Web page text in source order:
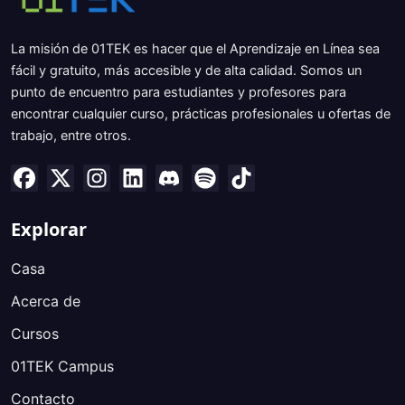
La misión de 01TEK es hacer que el Aprendizaje en Línea sea
fácil y gratuito, más accesible y de alta calidad. Somos un
punto de encuentro para estudiantes y profesores para
encontrar cualquier curso, prácticas profesionales u ofertas de
trabajo, entre otros.
Explorar
Casa
Acerca de
Cursos
01TEK Campus
Contacto